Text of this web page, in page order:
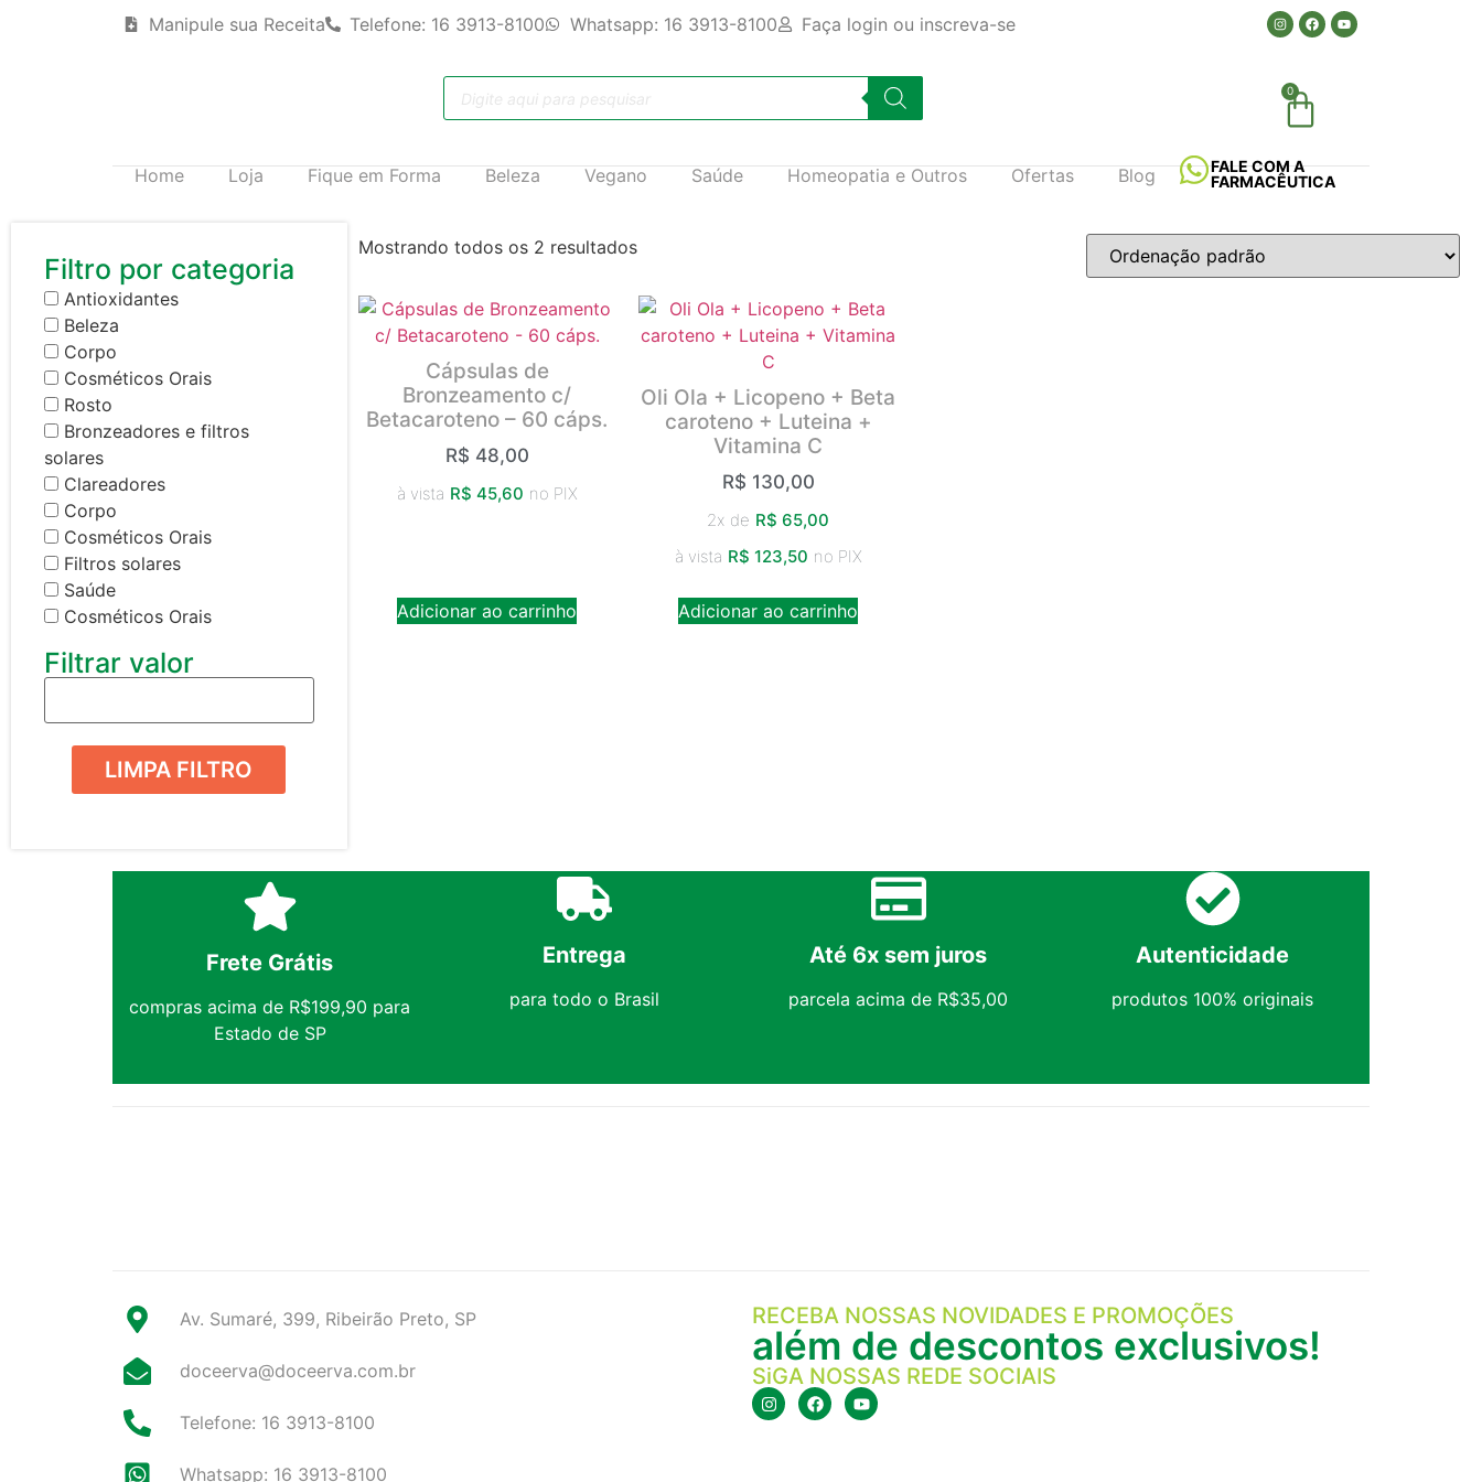
Manipule sua Receita Telefone: 16 3913-8100 Whatsapp: 16 3913-8100 Faça login ou inscreva-se
0
Home Loja Fique em Forma Beleza Vegano Saúde Homeopatia e Outros Ofertas Blog
FALE COM A
FARMACÊUTICA
Filtro por categoria
Antioxidantes
Beleza
Corpo
Cosméticos Orais
Rosto
Bronzeadores e filtros
solares
Clareadores
Corpo
Cosméticos Orais
Filtros solares
Saúde
Cosméticos Orais
Filtrar valor
LIMPA FILTRO
Mostrando todos os 2 resultados
Cápsulas de
Bronzeamento c/
Betacaroteno – 60 cáps.
R$ 48,00
à vista R$ 45,60 no PIX
Adicionar ao carrinho
Oli Ola + Licopeno + Beta
caroteno + Luteina +
Vitamina C
R$ 130,00
2x de R$ 65,00
à vista R$ 123,50 no PIX
Adicionar ao carrinho
Frete Grátis
compras acima de R$199,90 para
Estado de SP
Entrega
para todo o Brasil
Até 6x sem juros
parcela acima de R$35,00
Autenticidade
produtos 100% originais
Av. Sumaré, 399, Ribeirão Preto, SP
doceerva@doceerva.com.br
Telefone: 16 3913-8100
Whatsapp: 16 3913-8100
RECEBA NOSSAS NOVIDADES E PROMOÇÕES
além de descontos exclusivos!
SiGA NOSSAS REDE SOCIAIS